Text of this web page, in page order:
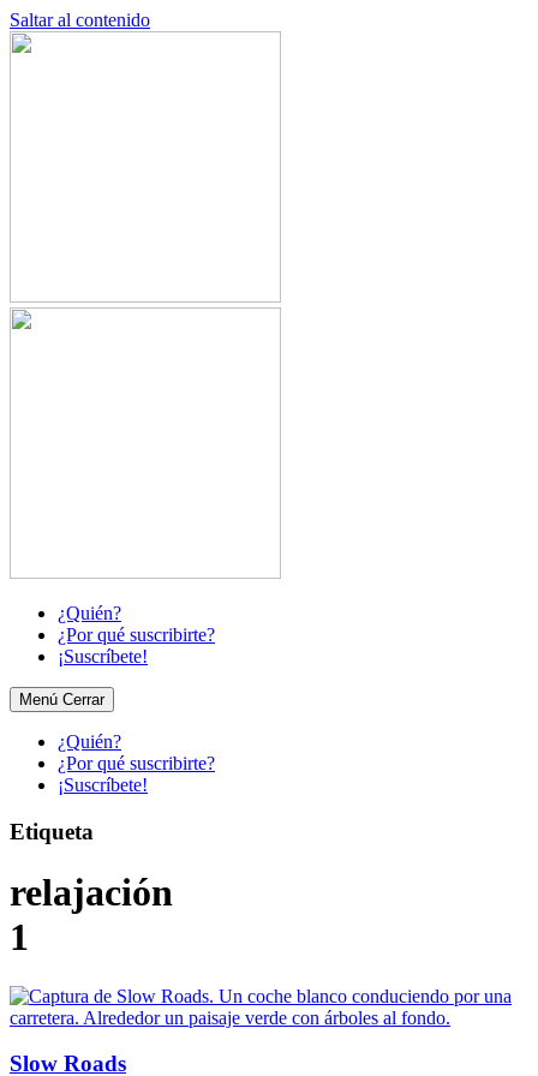
Saltar al contenido
¿Quién?
¿Por qué suscribirte?
¡Suscríbete!
Menú Cerrar
¿Quién?
¿Por qué suscribirte?
¡Suscríbete!
Etiqueta
relajación
1
Slow Roads